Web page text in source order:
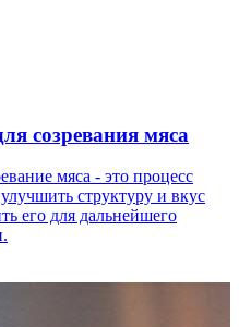
созревания мяса
мяса - это процесс
структуру и вкус
его для дальнейшего